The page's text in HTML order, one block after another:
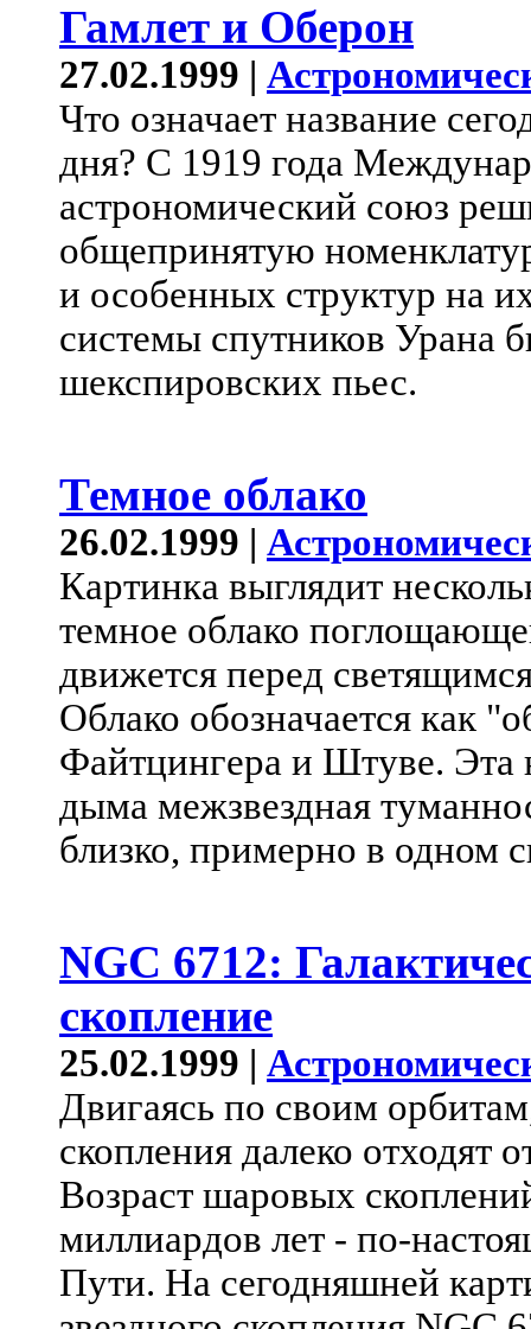
Гамлет и Оберон
27.02.1999 |
Что означает название
дня? С 1919 года
астрономический союз
общепринятую
и особенных структур на
системы спутников Урана
шекспировских пьес.
Темное облако
26.02.1999 |
Картинка выглядит
темное облако
движется перед
Облако обозначается как
Файтцингера и Штуве. Эта
дыма межзвездная
близко, примерно в одном
NGC 6712:
скопление
25.02.1999 |
Двигаясь по своим
скопления далеко отходят
Возраст шаровых
миллиардов лет - по-
Пути. На сегодняшней